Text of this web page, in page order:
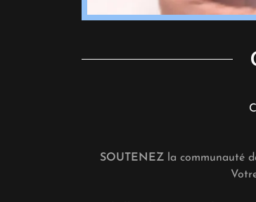
SOUTENEZla communauté